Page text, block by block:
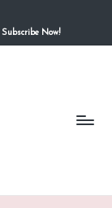
Subscribe Now!